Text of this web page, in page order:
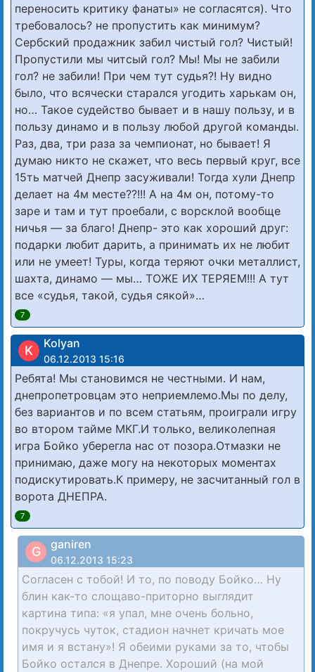
переносить критику фанаты» не согласятся). Что
требовалось? не пропустить как минимум?
Сербский продажник забил чистый гол? Чистый!
Пропустили мы читсый гол? Мы! Мы не забили
гол? не забили! При чем тут судья?! Ну видно
было, что всячески старался угодить харькам он,
но… Такое судейство бывает и в нашу пользу, и в
пользу динамо и в пользу любой другой команды.
Раз, два, три раза за чемпионат, но бывает! Я
думаю никто не скажет, что весь первый круг, все
15ть матчей Днепр засуживали! Тогда хули Днепр
делает на 4м месте??!!! А на 4м он, потому-то
заре и там и тут проебали, с ворсклой вообще
ничья — за благо! Днепр- это как хороший друг:
подарки любит дарить, а принимать их не любит
или не умеет! Туры, когда теряют очки металлист,
шахта, динамо — мы… ТОЖЕ ИХ ТЕРЯЕМ!!! А тут
все «судья, такой, судья сякой»…
7
K Kolyan
06.12.2013 15:16
Ребята! Мы становимся не честными. И нам,
днепропетровцам это неприемлемо.Мы по делу,
без вариантов и по всем статьям, проиграли игру
во втором тайме МКГ.И только, великолепная
игра Бойко уберегла нас от позора.Отмазки не
принимаю, даже могу на некоторых моментах
подискутировать.К примеру, не засчитанный гол в
ворота ДНЕПРА.
7
G ganiren
06.12.2013 15:23
Согласен с тобой! И то, по поводу Бойко… Ну
блин как-то слощаво-приторно выглядит
картина типа: «я упал, мне очень больно,
покручусь чуток, стадион начнет кричать мое
имя и я встану»! Я обеими руками за то, чтобы
Бойко остался в Днепре. Хороший (на мой